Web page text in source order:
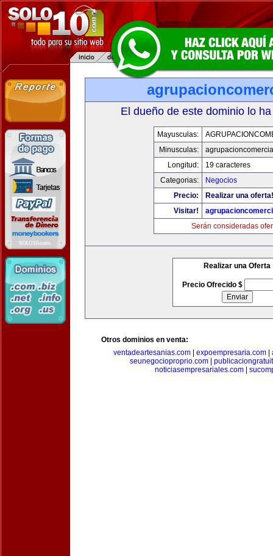
El dueño de este dominio lo
Mayusculas:
Minusculas:
Longitud:
19 caracteres
Categorias:
Negocios
Precio:
Realizar una oferta!
Visitar!
Serán consideradas
Realizar una Oferta
Precio Ofrecido $
Otros dominios en venta:
ventadeartesanias.com| expoempresaria.com|
seunegocioproprio.com
noticiasempresariales.com|